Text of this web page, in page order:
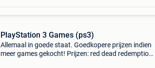
PlayStation 3 Games (ps3)
Allemaal in goede staat. Goedkopere prijzen indien
meer games gekocht! Prijzen: red dead redemption: